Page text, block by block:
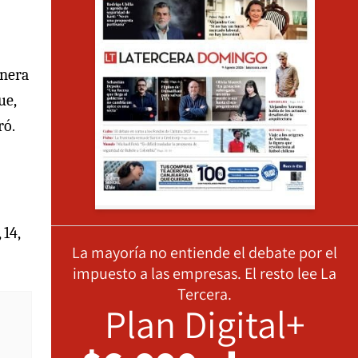
La mayoría no entiende el debate por el
impuesto a las empresas. El resto lee La
Tercera.
Plan Digital+